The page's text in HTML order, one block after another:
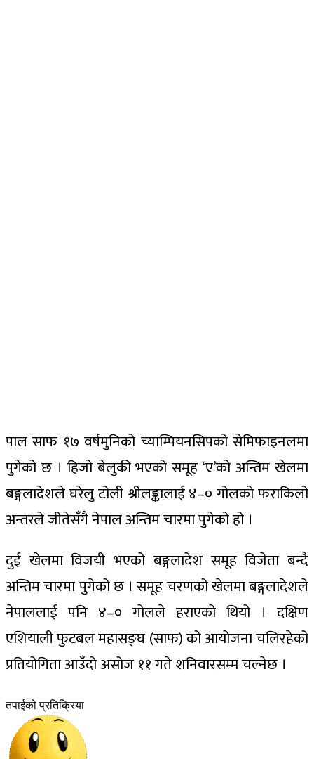
पाल साफ १७ वर्षमुनिको च्याम्पियनसिपको सेमिफाइनलमा
पुगेको छ । हिजो बेलुकी भएको समूह ‘ए’को अन्तिम खेलमा
बङ्गलादेशले घरेलु टोली श्रीलङ्कालाई ४–० गोलको फराकिलो
अन्तरले जीतेसँगै नेपाल अन्तिम चारमा पुगेको हो ।
दुई खेलमा विजयी भएको बङ्गलादेश समूह विजेता बन्दै
अन्तिम चारमा पुगेको छ । समूह चरणको खेलमा बङ्गलादेशले
नेपाललाई पनि ४–० गोलले हराएको थियो । दक्षिण
एशियाली फुटबल महासङ्घ (साफ) को आयोजना चलिरहेको
प्रतियोगिता आउँदो असोज ११ गते शनिवारसम्म चल्नेछ ।
तपाईको प्रतिक्रिया